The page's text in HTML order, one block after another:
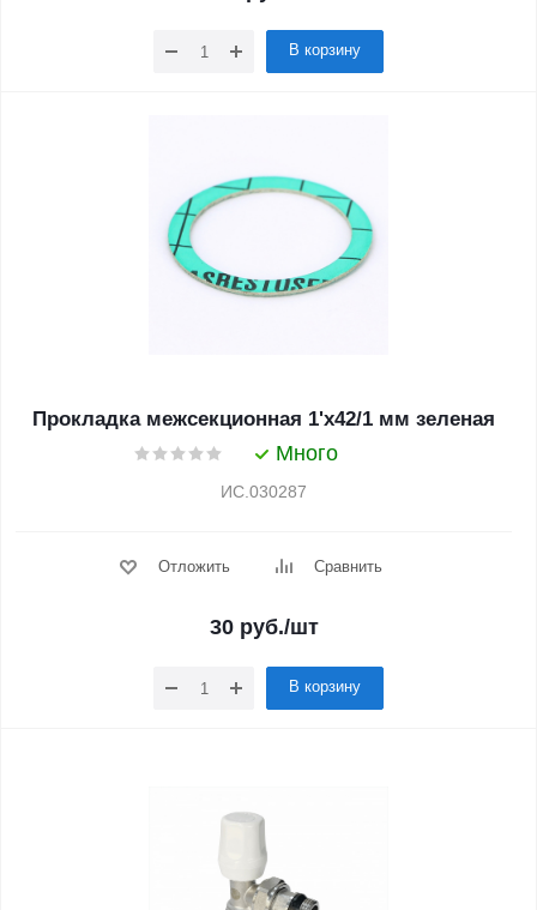
В корзину
Прокладка межсекционная 1'х42/1 мм зеленая
Много
ИС.030287
Отложить Сравнить
30 руб./шт
В корзину